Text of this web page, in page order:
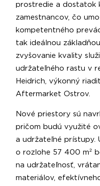
prostredie a dostatok
zamestnancov, čo
kompetentného
tak ideálnou
zvyšovanie kvality
udržateľného rastu v
Heidrich, výkonný
Aftermarket Ostrov.
Nové priestory sú
pričom budú využité
a udržateľné prístupy.
o rozlohe 57 400 m²
na udržateľnosť,
materiálov,